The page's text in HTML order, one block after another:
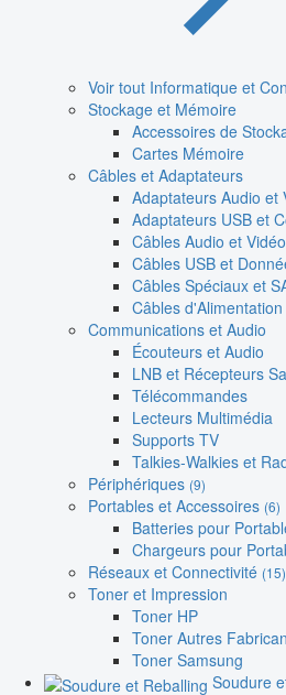
Voir tout Informatique et
Stockage et Mémoire
Accessoires de
Cartes Mémoire
Câbles et Adaptateurs
Adaptateurs Audio et
Adaptateurs USB et
Câbles Audio et Vidéo
Câbles USB et
Câbles Spéciaux et
Câbles d'Alimentation
Communications et Audio
Écouteurs et Audio
LNB et Récepteurs
Télécommandes
Lecteurs Multimédia
Supports TV
Talkies-Walkies et
Périphériques (9)
Portables et Accessoires (6)
Batteries pour
Chargeurs pour
Réseaux et Connectivité (15)
Toner et Impression
Toner HP
Toner Autres
Toner Samsung
Soudure